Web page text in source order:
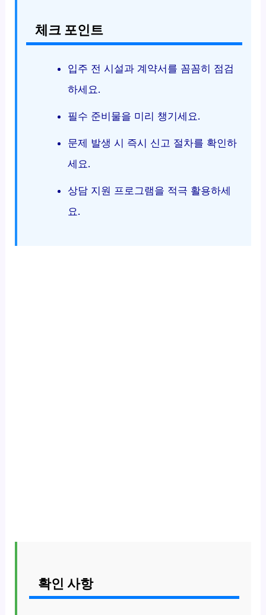
체크 포인트
입주 전 시설과 계약서를 꼼꼼히 점검
하세요.
필수 준비물을 미리 챙기세요.
문제 발생 시 즉시 신고 절차를 확인하
세요.
상담 지원 프로그램을 적극 활용하세
요.
확인 사항